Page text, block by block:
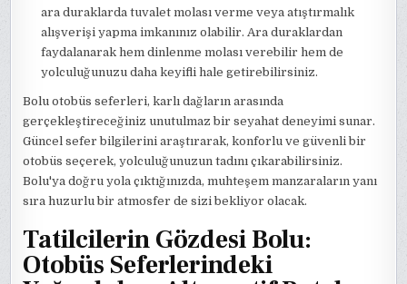
ara duraklarda tuvalet molası verme veya atıştırmalık
alışverişi yapma imkanınız olabilir. Ara duraklardan
faydalanarak hem dinlenme molası verebilir hem de
yolculuğunuzu daha keyifli hale getirebilirsiniz.
Bolu otobüs seferleri, karlı dağların arasında
gerçekleştireceğiniz unutulmaz bir seyahat deneyimi sunar.
Güncel sefer bilgilerini araştırarak, konforlu ve güvenli bir
otobüs seçerek, yolculuğunuzun tadını çıkarabilirsiniz.
Bolu'ya doğru yola çıktığınızda, muhteşem manzaraların yanı
sıra huzurlu bir atmosfer de sizi bekliyor olacak.
Tatilcilerin Gözdesi Bolu:
Otobüs Seferlerindeki